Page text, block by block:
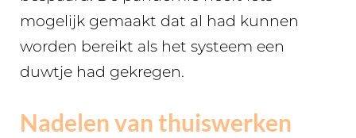
mogelijk gemaakt dat al had kunnen
worden bereikt als het systeem een
duwtje had gekregen.
Nadelen van thuiswerken